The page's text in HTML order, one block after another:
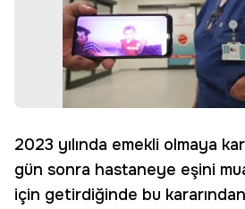
2023 yılında emekli olmaya
gün sonra hastaneye eşini
için getirdiğinde bu